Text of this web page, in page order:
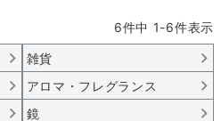
6件中 1-6件表示
雑貨
アロマ・フレグランス
鏡